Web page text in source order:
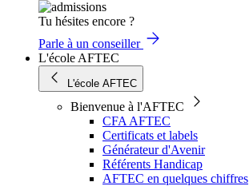
Tu hésites encore ?
Parle à un conseiller
L'école AFTEC
L'école AFTEC
Bienvenue à l'AFTEC
CFA AFTEC
Certificats et labels
Générateur d'Avenir
Référents Handicap
AFTEC en quelques chiffres